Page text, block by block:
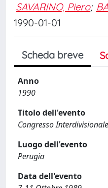
SAVARINO, Piero;
1990-01-01
Scheda breve
Anno
1990
Titolo dell'evento
Congresso
Luogo dell'evento
Perugia
Data dell'evento